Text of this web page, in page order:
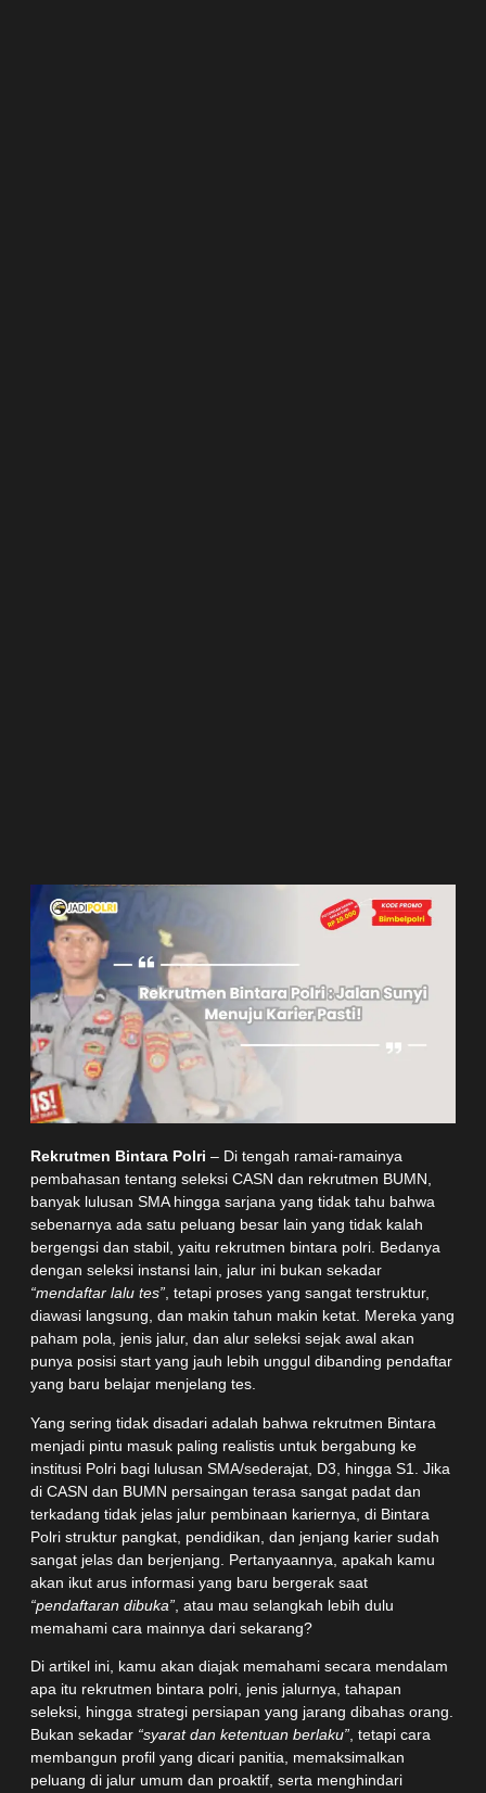
Rekrutmen Bintara Polri – Di tengah ramai-ramainya
pembahasan tentang seleksi CASN dan rekrutmen BUMN,
banyak lulusan SMA hingga sarjana yang tidak tahu bahwa
sebenarnya ada satu peluang besar lain yang tidak kalah
bergengsi dan stabil, yaitu rekrutmen bintara polri. Bedanya
dengan seleksi instansi lain, jalur ini bukan sekadar
“mendaftar lalu tes”, tetapi proses yang sangat terstruktur,
diawasi langsung, dan makin tahun makin ketat. Mereka yang
paham pola, jenis jalur, dan alur seleksi sejak awal akan
punya posisi start yang jauh lebih unggul dibanding pendaftar
yang baru belajar menjelang tes.
Yang sering tidak disadari adalah bahwa rekrutmen Bintara
menjadi pintu masuk paling realistis untuk bergabung ke
institusi Polri bagi lulusan SMA/sederajat, D3, hingga S1. Jika
di CASN dan BUMN persaingan terasa sangat padat dan
terkadang tidak jelas jalur pembinaan kariernya, di Bintara
Polri struktur pangkat, pendidikan, dan jenjang karier sudah
sangat jelas dan berjenjang. Pertanyaannya, apakah kamu
akan ikut arus informasi yang baru bergerak saat
“pendaftaran dibuka” , atau mau selangkah lebih dulu
memahami cara mainnya dari sekarang?
Di artikel ini, kamu akan diajak memahami secara mendalam
apa itu rekrutmen bintara polri, jenis jalurnya, tahapan
seleksi, hingga strategi persiapan yang jarang dibahas orang.
Bukan sekadar “syarat dan ketentuan berlaku” , tetapi cara
membangun profil yang dicari panitia, memaksimalkan
peluang di jalur umum dan proaktif, serta menghindari